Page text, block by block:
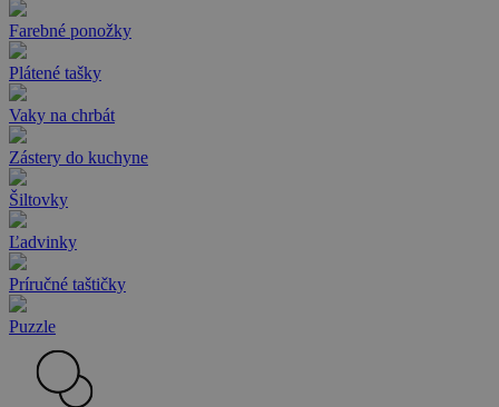
Farebné ponožky
Plátené tašky
Vaky na chrbát
Zástery do kuchyne
Šiltovky
Ľadvinky
Príručné taštičky
Puzzle